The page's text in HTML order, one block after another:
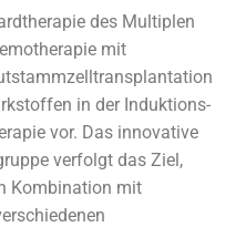
des Multiplen
mit
in der Induktions-
vor. Das innovative
verfolgt das Ziel,
Kombination mit